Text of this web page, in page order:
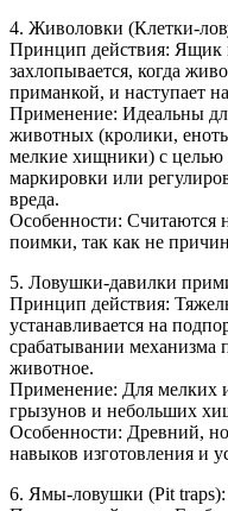
4. Живоловки (Клетки-
Принцип действия: Ящик
захлопывается, когда
приманкой, и наступает
Применение: Идеальны
животных (кролики,
мелкие хищники) с целью
маркировки или
вреда.
Особенности: Считаются
поимки, так как не
5. Ловушки-давилки
Принцип действия:
устанавливается на
срабатывании механизма
животное.
Применение: Для мелких
грызунов и небольших
Особенности: Древний,
навыков изготовления и
6. Ямы-ловушки (Pit traps):